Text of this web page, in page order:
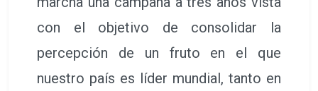
con el objetivo de consolidar la
percepción de un fruto en el que
nuestro país es líder mundial, tanto en